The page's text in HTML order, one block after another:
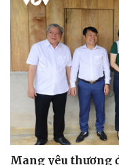
Mang yêu thương